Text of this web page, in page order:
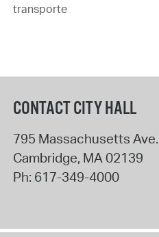
transporte
CONTACT CITY HALL
795 Massachusetts Ave.
Cambridge, MA02139
Ph: 617-349-4000